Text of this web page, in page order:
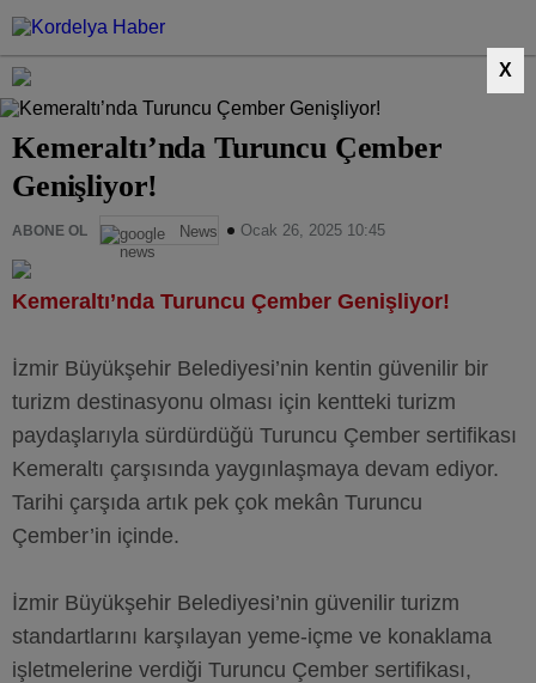
X
Kemeraltı’nda Turuncu Çember
Genişliyor!
ABONE OL News Ocak 26, 2025 10:45
Kemeraltı’nda Turuncu Çember Genişliyor!
İzmir Büyükşehir Belediyesi’nin kentin güvenilir bir
turizm destinasyonu olması için kentteki turizm
paydaşlarıyla sürdürdüğü Turuncu Çember sertifikası
Kemeraltı çarşısında yaygınlaşmaya devam ediyor.
Tarihi çarşıda artık pek çok mekân Turuncu
Çember’in içinde.
İzmir Büyükşehir Belediyesi’nin güvenilir turizm
standartlarını karşılayan yeme-içme ve konaklama
işletmelerine verdiği Turuncu Çember sertifikası,